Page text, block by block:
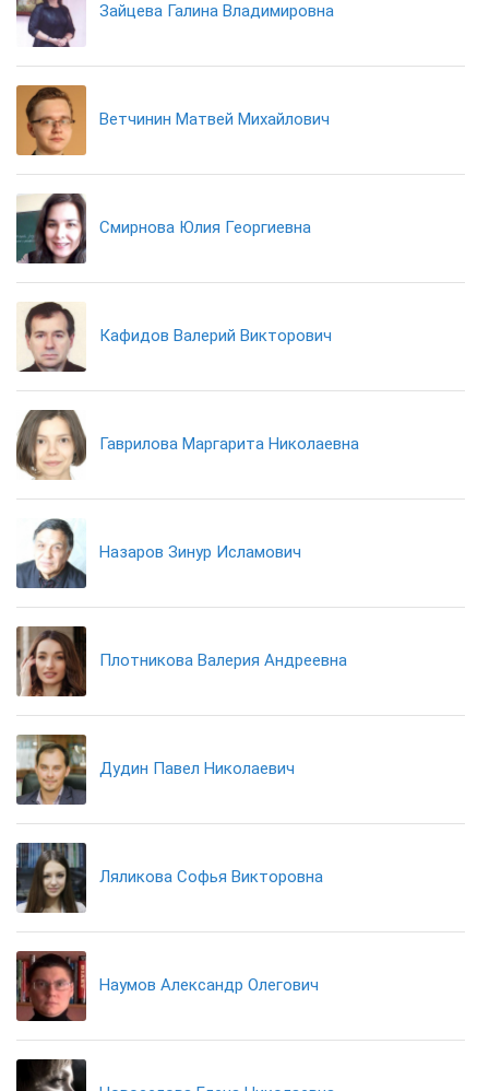
Зайцева Галина Владимировна
Ветчинин Матвей Михайлович
Смирнова Юлия Георгиевна
Кафидов Валерий Викторович
Гаврилова Маргарита Николаевна
Назаров Зинур Исламович
Плотникова Валерия Андреевна
Дудин Павел Николаевич
Ляликова Софья Викторовна
Наумов Александр Олегович